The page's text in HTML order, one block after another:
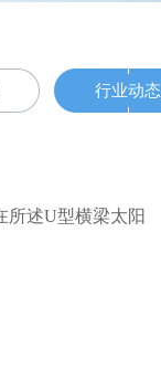
行业动态
所述U型横梁太阳